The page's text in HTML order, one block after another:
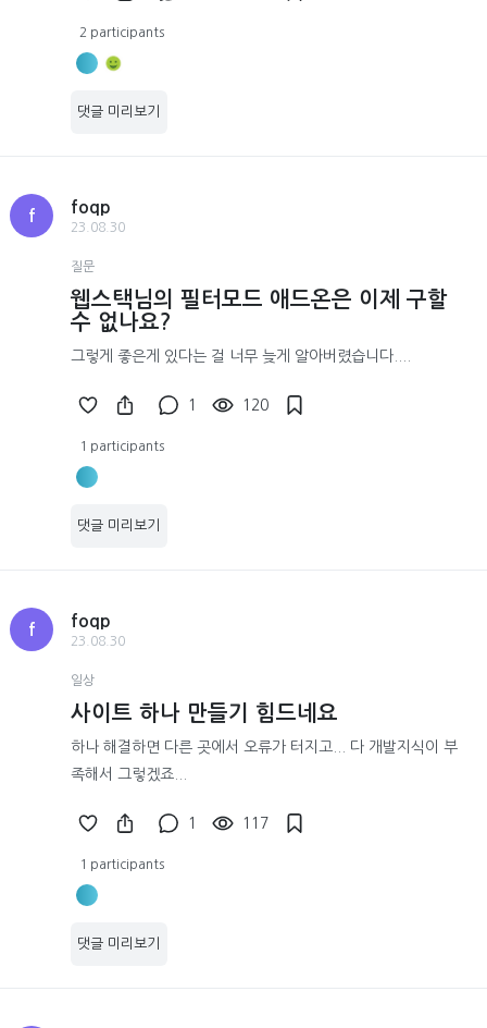
2 participants
댓글 미리보기
f
foqp
23.08.30
질문
웹스택님의 필터모드 애드온은 이제 구할
수 없나요?
그렇게 좋은게 있다는 걸 너무 늦게 알아버렸습니다....
1 120
1 participants
댓글 미리보기
f
foqp
23.08.30
일상
사이트 하나 만들기 힘드네요
하나 해결하면 다른 곳에서 오류가 터지고... 다 개발지식이 부
족해서 그렇겠죠...
1 117
1 participants
댓글 미리보기